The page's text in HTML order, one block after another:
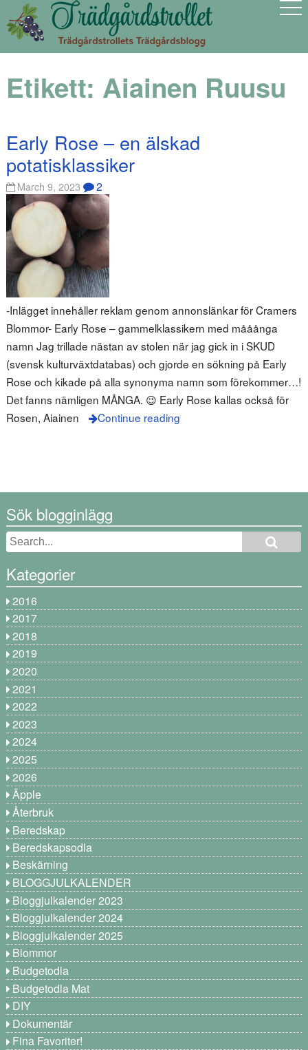
Etikett: Aiainen Ruusu
Early Rose – en älskad
potatisklassiker
March 9, 2023 2
-Inlägget innehåller reklam genom annonslänkar för Cramers
Blommor- Early Rose – gammelklassikern med mååånga
namn Jag trillade nästan av stolen när jag gick in i SKUD
(svensk kulturväxtdatabas) och gjorde en sökning på Early
Rose och kikade på alla synonyma namn som förekommer…!
Det fanns nämligen MÅNGA. 😉 Early Rose kallas också för
Rosen, Aiainen
Continue reading
Sök blogginlägg
Kategorier
2016
2017
2018
2019
2020
2021
2022
2023
2024
2025
2026
Äpple
Återbruk
Beredskap
Beredskapsodla
Beskärning
BLOGGJULKALENDER
Bloggjulkalender 2023
Bloggjulkalender 2024
Bloggjulkalender 2025
Blommor
Budgetodla
Budgetodla Mat
DIY
Dokumentär
Fina Favoriter!